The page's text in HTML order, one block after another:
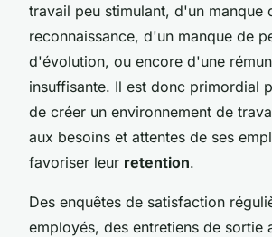
travail peu stimulant, d'un manque
reconnaissance, d'un manque de
d'évolution, ou encore d'une
insuffisante. Il est donc primordial
de créer un environnement de
aux besoins et attentes de ses
favoriser leur retention.
Des enquêtes de satisfaction
employés, des entretiens de sortie